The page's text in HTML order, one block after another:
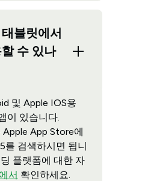
블릿에서
수 있나
및 Apple IOS용
이 있습니다.
App Store에
검색하시면 됩니
플랫폼에 대한 자
서 확인하세요.